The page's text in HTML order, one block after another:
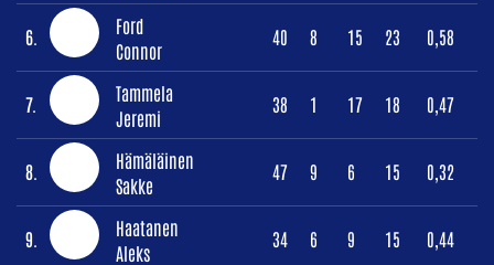
6.
Ford
Connor
40 8 15 23 0,58
7.
Tammela
Jeremi
38 1 17 18 0,47
8.
Hämäläinen
Sakke
47 9 6 15 0,32
9.
Haatanen
Aleks
34 6 9 15 0,44